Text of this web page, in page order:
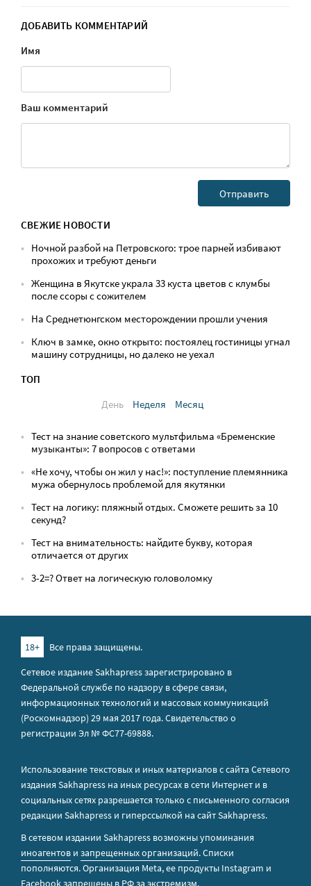
ДОБАВИТЬ КОММЕНТАРИЙ
Имя
Ваш комментарий
СВЕЖИЕ НОВОСТИ
Ночной разбой на Петровского: трое парней избивают
прохожих и требуют деньги
Женщина в Якутске украла 33 куста цветов с клумбы
после ссоры с сожителем
На Среднетюнгском месторождении прошли учения
Ключ в замке, окно открыто: постоялец гостиницы угнал
машину сотрудницы, но далеко не уехал
ТОП
День
Неделя Месяц
Тест на знание советского мультфильма «Бременские
музыканты»: 7 вопросов с ответами
«Не хочу, чтобы он жил у нас!»: поступление племянника
мужа обернулось проблемой для якутянки
Тест на логику: пляжный отдых. Сможете решить за 10
секунд?
Тест на внимательность: найдите букву, которая
отличается от других
3-2=? Ответ на логическую головоломку
18+
Все права защищены.
Сетевое издание Sakhapress зарегистрировано в
Федеральной службе по надзору в сфере связи,
информационных технологий и массовых коммуникаций
(Роскомнадзор) 29 мая 2017 года. Свидетельство о
регистрации Эл № ФС77-69888.
Использование текстовых и иных материалов с сайта Сетевого
издания Sakhapress на иных ресурсах в сети Интернет и в
социальных сетях разрешается только с письменного согласия
редакции Sakhapress и гиперссылкой на сайт Sakhapress.
В сетевом издании Sakhapress возможны упоминания
иноагентов и запрещенных организаций. Списки
пополняются. Организация Metа, ее продукты Instagram и
Facebook запрещены в РФ за экстремизм.